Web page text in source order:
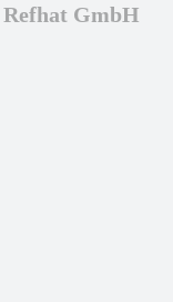
GmbH